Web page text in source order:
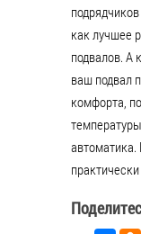
как лучшее
подвалов. А
ваш подвал
комфорта,